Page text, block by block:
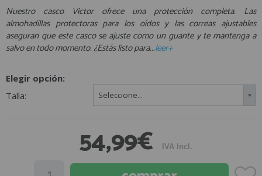
Neveras y Termos
Seguridad
Vela y Maniobra
Tiempo Libre
INFORMACION
Área profesionales
Regístrate y aprovecha los descuentos y ventajas de ser
Profesional de la Náutica
Únete ya a los mas de de 500 Profesionales de la Náutica
Nuestro casco Victor ofrece una protección completa. Las
almohadillas protectoras para los oídos y las correas ajustables
aseguran que este casco se ajuste como un guante y te mantenga a
salvo en todo momento. ¿Estás listo para...leer+
Elegir opción:
Talla:
Seleccione...
54,99€ IVA Incl.